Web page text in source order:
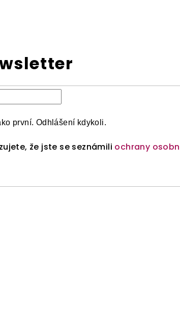
první. Odhlášení kdykoli.
že jste se seznámili ochrany